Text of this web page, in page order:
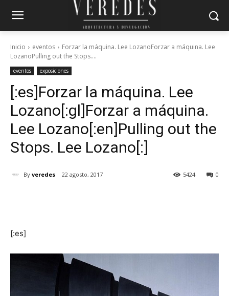
Inicio eventos
Forzar la máquina. Lee LozanoForzar a máquina. Lee
LozanoPulling out the Stops....
eventos exposiciones
[:es]Forzar la máquina. Lee
Lozano[:gl]Forzar a máquina.
Lee Lozano[:en]Pulling out the
Stops. Lee Lozano[:]
By veredes 22 agosto, 2017 0
5424
[:es]